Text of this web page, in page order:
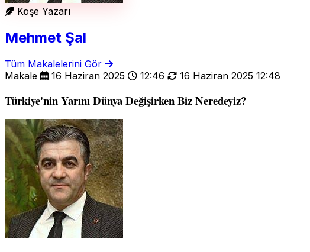
Köşe Yazarı
Mehmet Şal
Tüm Makalelerini Gör
Makale
16 Haziran 2025 12:46 16 Haziran 2025 12:48
Türkiye'nin Yarını Dünya Değişirken Biz Neredeyiz?